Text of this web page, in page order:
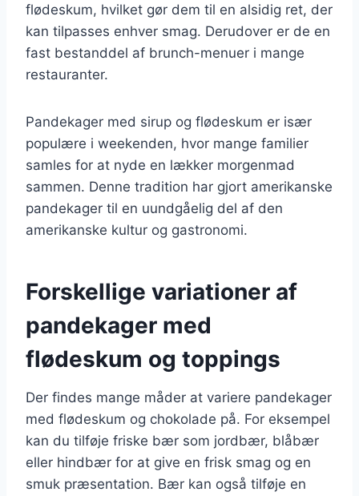
flødeskum, hvilket gør dem til en alsidig ret, der
kan tilpasses enhver smag. Derudover er de en
fast bestanddel af brunch-menuer i mange
restauranter.
Pandekager med sirup og flødeskum er især
populære i weekenden, hvor mange familier
samles for at nyde en lækker morgenmad
sammen. Denne tradition har gjort amerikanske
pandekager til en uundgåelig del af den
amerikanske kultur og gastronomi.
Forskellige variationer af
pandekager med
flødeskum og toppings
Der findes mange måder at variere pandekager
med flødeskum og chokolade på. For eksempel
kan du tilføje friske bær som jordbær, blåbær
eller hindbær for at give en frisk smag og en
smuk præsentation. Bær kan også tilføje en